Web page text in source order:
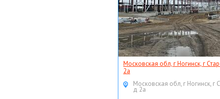
Московская обл, г Ногинск, г
2а
Московская обл, г Ногинск, г
д 2а